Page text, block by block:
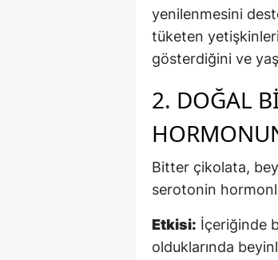
yenilenmesini
tüketen
gösterdiğini ve
2. DOĞAL
Bitter çikolata,
serotonin
Etkisi: İçeriğinde
olduklarında